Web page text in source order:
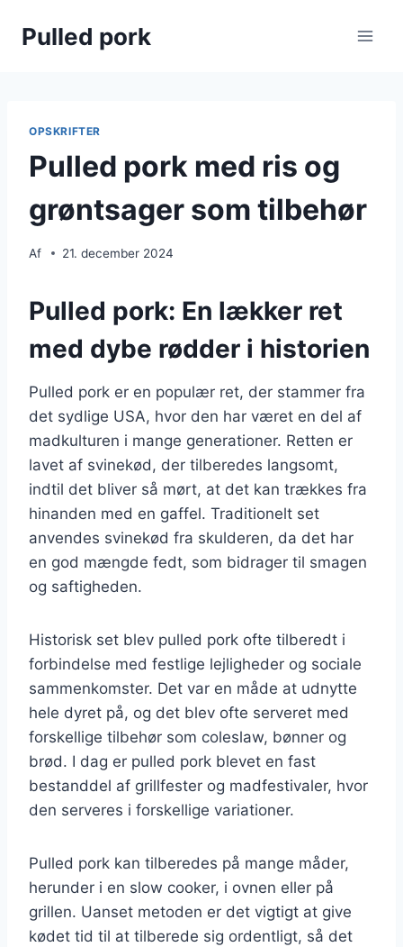
Pulled pork
OPSKRIFTER
Pulled pork med ris og
grøntsager som tilbehør
Af 21. december 2024
Pulled pork: En lækker ret
med dybe rødder i historien
Pulled pork er en populær ret, der stammer fra
det sydlige USA, hvor den har været en del af
madkulturen i mange generationer. Retten er
lavet af svinekød, der tilberedes langsomt,
indtil det bliver så mørt, at det kan trækkes fra
hinanden med en gaffel. Traditionelt set
anvendes svinekød fra skulderen, da det har
en god mængde fedt, som bidrager til smagen
og saftigheden.
Historisk set blev pulled pork ofte tilberedt i
forbindelse med festlige lejligheder og sociale
sammenkomster. Det var en måde at udnytte
hele dyret på, og det blev ofte serveret med
forskellige tilbehør som coleslaw, bønner og
brød. I dag er pulled pork blevet en fast
bestanddel af grillfester og madfestivaler, hvor
den serveres i forskellige variationer.
Pulled pork kan tilberedes på mange måder,
herunder i en slow cooker, i ovnen eller på
grillen. Uanset metoden er det vigtigt at give
kødet tid til at tilberede sig ordentligt, så det